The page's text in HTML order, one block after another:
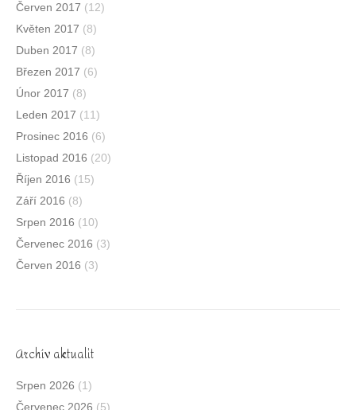
Červen 2017 (12)
Květen 2017 (8)
Duben 2017 (8)
Březen 2017 (6)
Únor 2017 (8)
Leden 2017 (11)
Prosinec 2016 (6)
Listopad 2016 (20)
Říjen 2016 (15)
Září 2016 (8)
Srpen 2016 (10)
Červenec 2016 (3)
Červen 2016 (3)
Archív aktualit
Srpen 2026 (1)
Červenec 2026 (5)